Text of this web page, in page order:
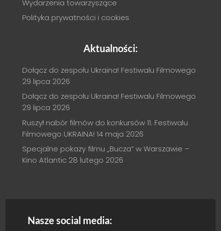
Wydarzenia towarzyszące
Polityka prywatności i cookies
Aktualności:
Dołącz do zespołu Ukraina! Festiwalu Filmowego
29 lipca 2026
Dołącz do zespołu Ukraina! Festiwalu Filmowego
29 lipca 2026
Ruszył nabór filmów do konkursów 11. Festiwalu
Filmowego UKRAINA! 14 maja 2026
Specjalne pokazy filmu „Bucza” w Warszawie –
Kino Atlantic 28 lutego 2026
Nasze social media: